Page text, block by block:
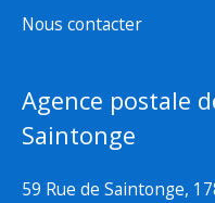
Nous contacter
Agence postale
Saintonge
59 Rue de Saintonge,